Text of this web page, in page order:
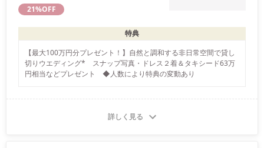
21%OFF
特典
【最大100万円分プレゼント！】自然と調和する非日常空間で貸し
切りウエディング*　スナップ写真・ドレス２着＆タキシード63万
詳しく見る